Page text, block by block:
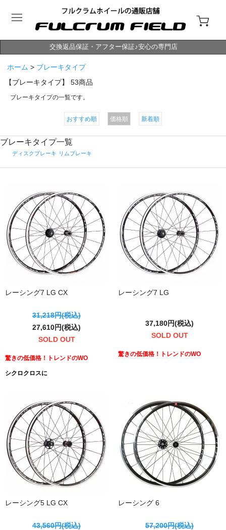
交換返品保証・アフター保証♪安心の専門店
ホーム > ブレーキタイプ
【ブレーキタイプ】 53商品
ブレーキタイプの一覧です。
おすすめ順 価格順 新着順
ブレーキタイプ一覧
ディスクブレーキ リムブレーキ
レーシング7 LG CX
31,218円(税込)
27,610円(税込)
SOLD OUT
驚きの低価格！トレンドのWO
シクロクロスに
レーシング7 LG
37,180円(税込)
SOLD OUT
驚きの低価格！トレンドのWO
レーシング5 LG CX
43,560円(税込)
レーシング 6
57,200円(税込)